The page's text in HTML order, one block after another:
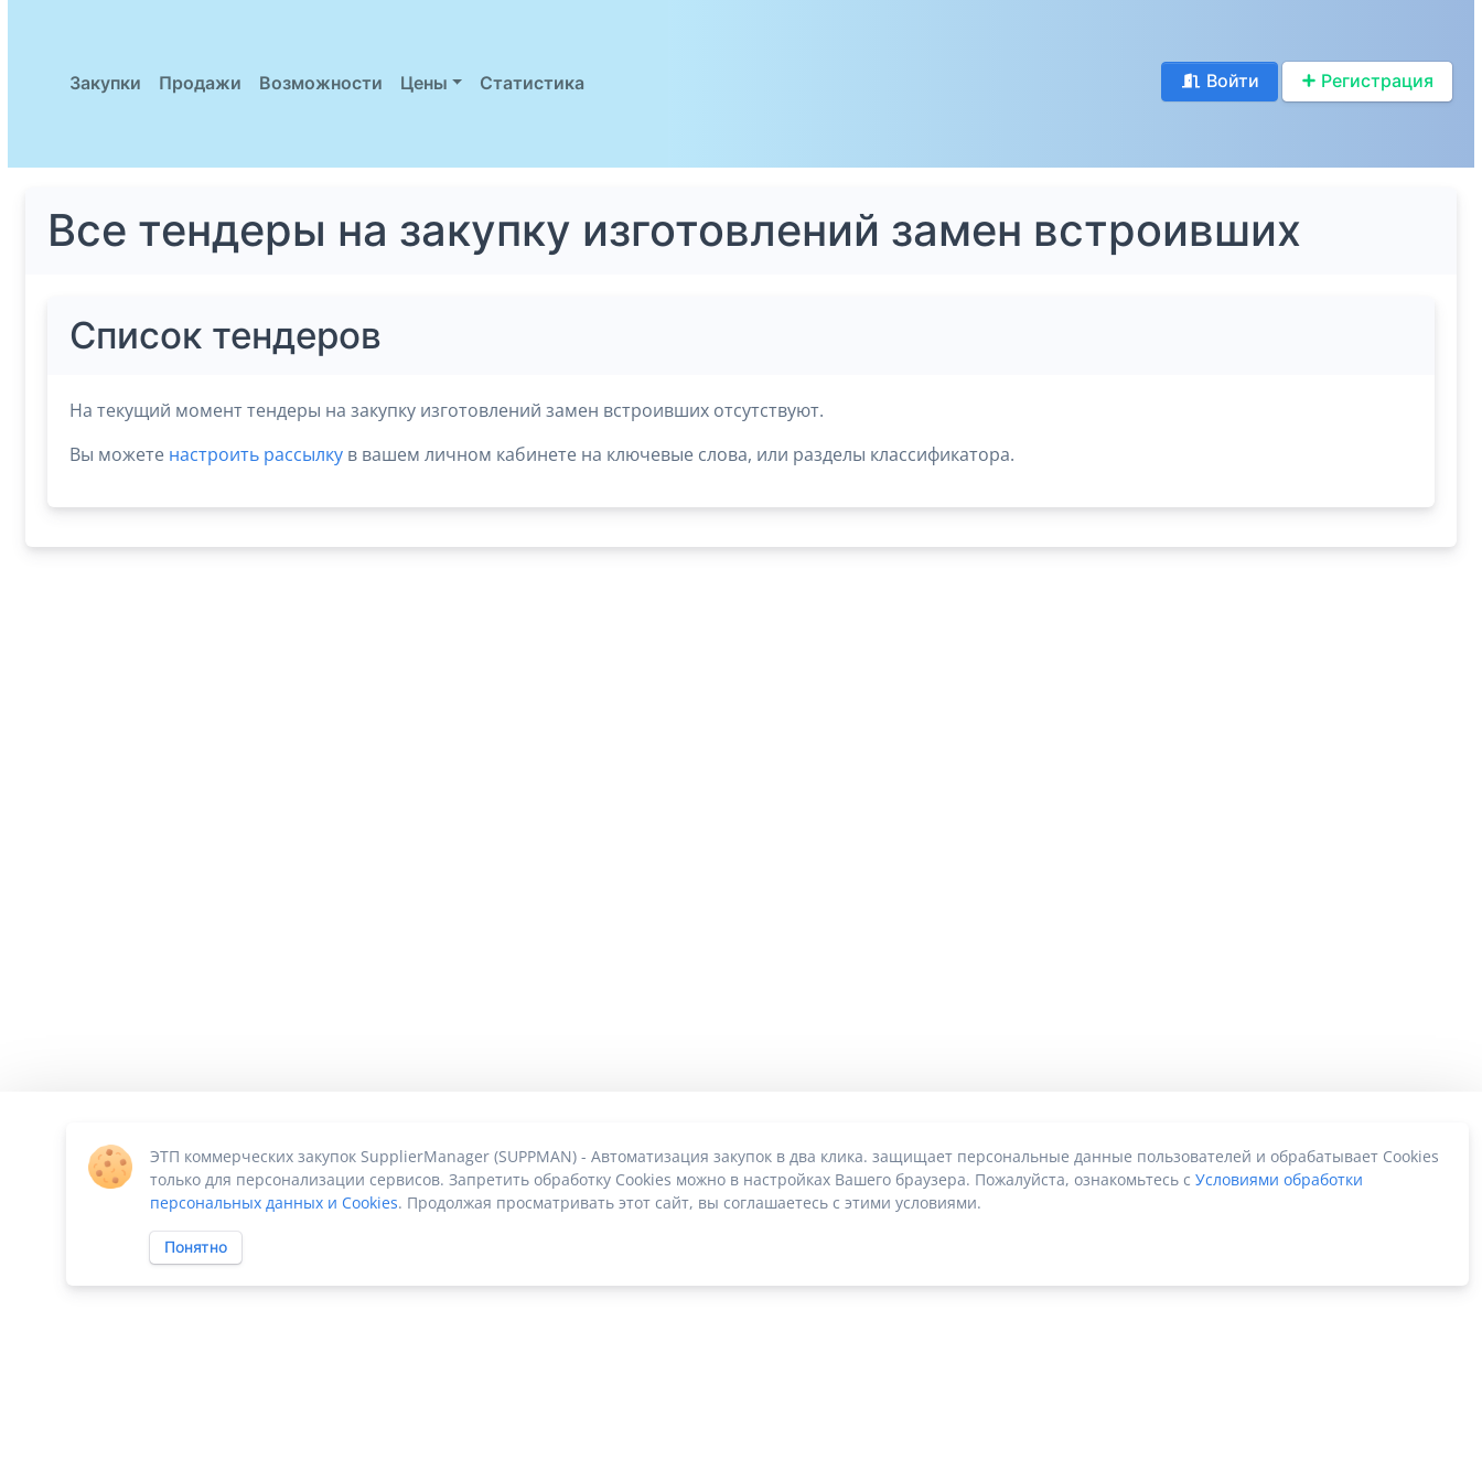
Закупки Продажи Возможности Цены Статистика Войти Регистрация
Все тендеры на закупку изготовлений замен встроивших
Список тендеров
На текущий момент тендеры на закупку изготовлений замен встроивших отсутствуют.
Вы можете настроить рассылкув вашем личном кабинете на ключевые слова, или разделы классификатора.
ЭТП коммерческих закупок SupplierManager (SUPPMAN) - Автоматизация закупок в два клика. защищает персональные данные пользователей и обрабатывает Cookies
только для персонализации сервисов. Запретить обработку Cookies можно в настройках Вашего браузера. Пожалуйста, ознакомьтесь с Условиями обработки
персональных данных и Cookies. Продолжая просматривать этот сайт, вы соглашаетесь с этими условиями.
Понятно